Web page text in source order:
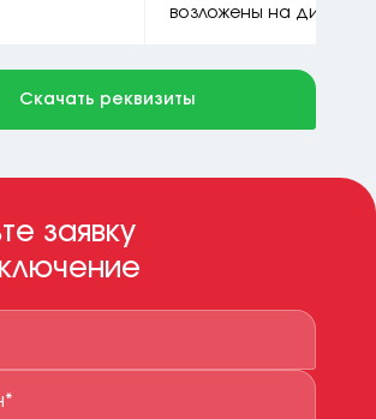
возложены на
Скачать реквизиты
заявку